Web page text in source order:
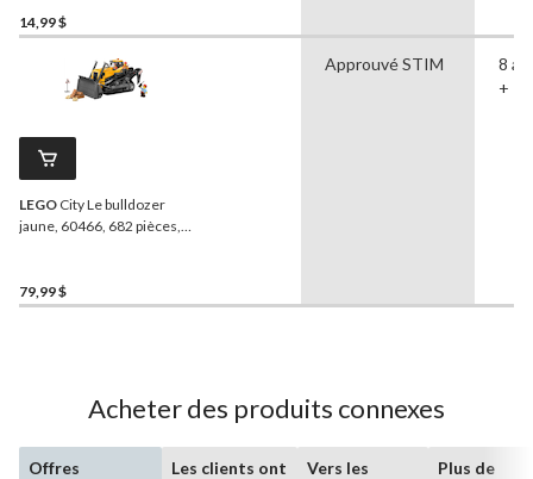
14,99 $
LEGO City Le bulldozer
jaune, 60466, 682 pièces, 8
79,99 $
Approuvé STIM
8
+
Acheter des produits connexes
Offres
Les clients ont
Vers les
Plus de